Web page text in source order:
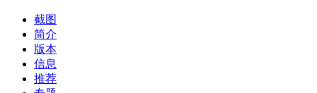
截图
简介
版本
信息
推荐